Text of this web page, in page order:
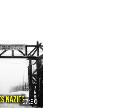
07:30